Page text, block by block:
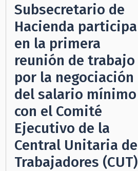
Subsecretario de
Hacienda participa
en la primera
reunión de trabajo
por la negociación
del salario mínimo
con el Comité
Ejecutivo de la
Central Unitaria de
Trabajadores (CUT)